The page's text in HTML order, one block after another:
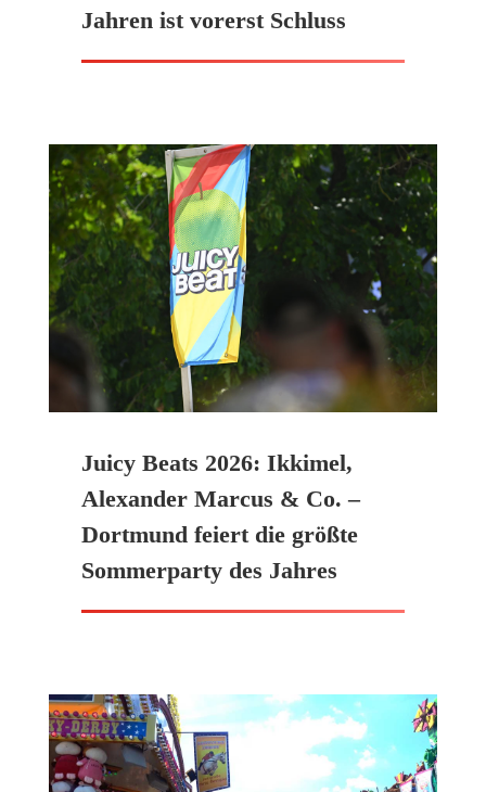
Jahren ist vorerst Schluss
Juicy Beats 2026: Ikkimel,
Alexander Marcus & Co. –
Dortmund feiert die größte
Sommerparty des Jahres